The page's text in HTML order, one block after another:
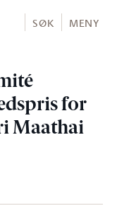
SØK MENY
for
Maathai